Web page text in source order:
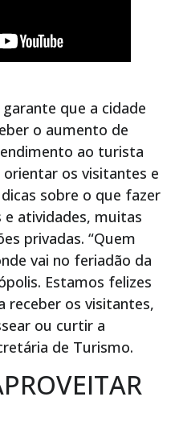
que a cidade
o aumento de
ao turista
os visitantes e
sobre o que fazer
atividades, muitas
privadas. “Quem
vai no feriadão da
Estamos felizes
receber os visitantes,
ou curtir a
de Turismo.